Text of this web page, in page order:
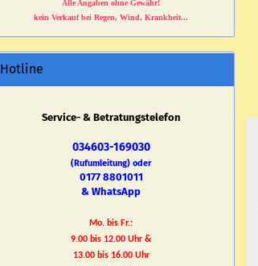
Alle Angaben ohne Gewähr!
kein Verkauf bei Regen, Wind, Krankheit...
Hotline
Service- & Betratungstelefon
034603-169030
(Rufumleitung) oder
0177 8801011
& WhatsApp
Mo. bis Fr.:
9.00 bis 12.00 Uhr &
13.00 bis 16.00 Uhr